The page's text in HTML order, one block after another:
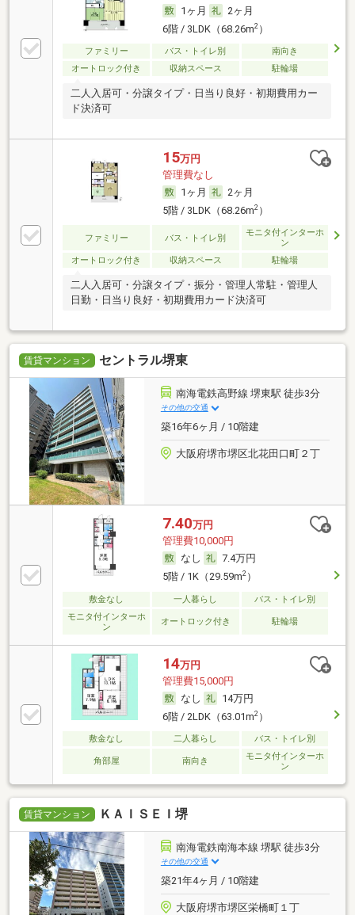
1ヶ月
2ヶ月
6階 / 3LDK（68.26m2）
ファミリー バス・トイレ別
南向き
オートロック付き
収納スペース 駐輪場
二人入居可・分譲タイプ・日当り良好・初期費用カー
ド決済可
15万円
管理費なし
1ヶ月
2ヶ月
5階 / 3LDK（68.26m2）
ファミリー バス・トイレ別
モニタ付インターホ
ン
オートロック付き
収納スペース 駐輪場
二人入居可・分譲タイプ・振分・管理人常駐・管理人
日勤・日当り良好・初期費用カード決済可
賃貸マンション セントラル堺東
南海電鉄高野線 堺東駅 徒歩3分
その他の交通
築16年6ヶ月 / 10階建
大阪府堺市堺区北花田口町２丁
7.40万円
管理費10,000円
なし
7.4万円
5階 / 1K（29.59m2）
敷金なし 一人暮らし
バス・トイレ別
モニタ付インターホ
ン
オートロック付き 駐輪場
14万円
管理費15,000円
なし
14万円
6階 / 2LDK（63.01m2）
敷金なし 二人暮らし バス・トイレ別
角部屋 南向き
モニタ付インターホ
ン
賃貸マンション ＫＡＩＳＥＩ堺
南海電鉄南海本線 堺駅 徒歩3分
その他の交通
築21年4ヶ月 / 10階建
大阪府堺市堺区栄橋町１丁